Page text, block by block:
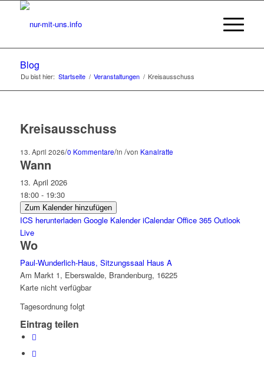
Blog
Du bist hier: Startseite / Veranstaltungen / Kreisausschuss
Kreisausschuss
13. April 2026/0 Kommentare/in /von Kanalratte
Wann
13. April 2026
18:00 - 19:30
Zum Kalender hinzufügen
ICS herunterladen Google Kalender iCalendar Office 365 Outlook
Live
Wo
Paul-Wunderlich-Haus, Sitzungssaal Haus A
Am Markt 1, Eberswalde, Brandenburg, 16225
Karte nicht verfügbar
Tagesordnung folgt
Eintrag teilen